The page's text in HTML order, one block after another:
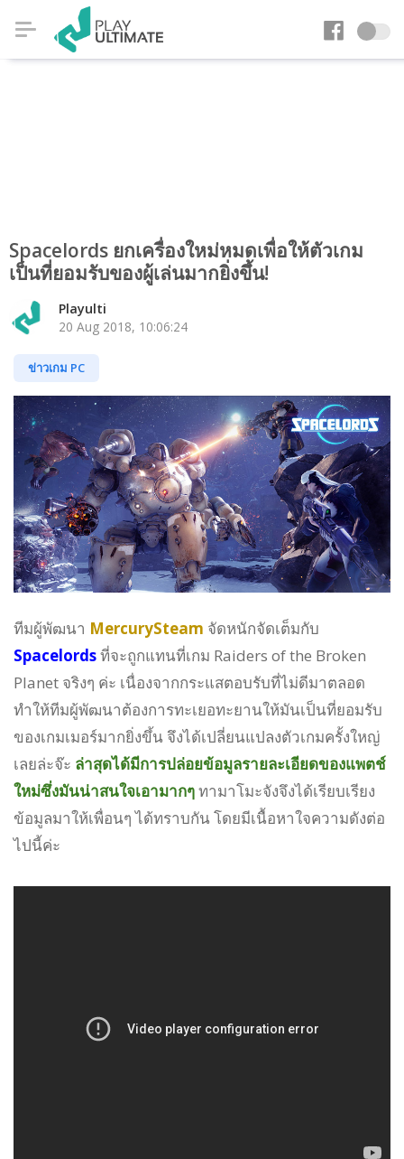
Spacelords ยกเครื่องใหม่หมดเพื่อให้ตัวเกม
เป็นที่ยอมรับของผู้เล่นมากยิ่งขึ้น!
Playulti
20 Aug 2018, 10:06:24
ข่าวเกม PC
ทีมผู้พัฒนา MercurySteam จัดหนักจัดเต็มกับ
Spacelordsที่จะถูกแทนที่เกม Raiders of the Broken
Planet จริงๆ ค่ะ เนื่องจากกระแสตอบรับที่ไม่ดีมาตลอด
ทำให้ทีมผู้พัฒนาต้องการทะเยอทะยานให้มันเป็นที่ยอมรับ
ของเกมเมอร์มากยิ่งขึ้น จึงได้เปลี่ยนแปลงตัวเกมครั้งใหญ่
เลยล่ะจ๊ะ ล่าสุดได้มีการปล่อยข้อมูลรายละเอียดของแพตช์
ใหม่ซึ่งมันน่าสนใจเอามากๆทามาโมะจังจึงได้เรียบเรียง
ข้อมูลมาให้เพื่อนๆ ได้ทราบกัน โดยมีเนื้อหาใจความดังต่อ
ไปนี้ค่ะ